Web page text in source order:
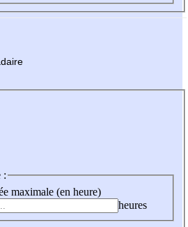
:
maximale (en heure)
heures